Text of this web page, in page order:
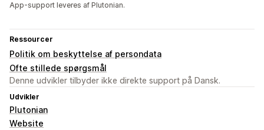
App-support leveres af Plutonian.
Ressourcer
Politik om beskyttelse af persondata
Ofte stillede spørgsmål
Denne udvikler tilbyder ikke direkte support på Dansk.
Udvikler
Plutonian
Website